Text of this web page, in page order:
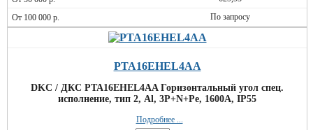
По запросу
PTA16EHEL4AA
DKC / ДКС PTA16EHEL4AA Горизонтальный угол спец.
исполнение, тип 2, Al, 3P+N+Pe, 1600А, IP55
Подробнее ...